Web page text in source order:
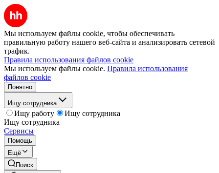
Мы используем файлы cookie, чтобы обеспечивать
правильную работу нашего веб-сайта и анализировать сетевой
трафик.
Правила использования файлов cookie
Мы используем файлы cookie. Правила использования
файлов cookie
Понятно
Ищу сотрудника
Ищу работу
Ищу сотрудника
Ищу сотрудника
Сервисы
Помощь
Ещё
Поиск